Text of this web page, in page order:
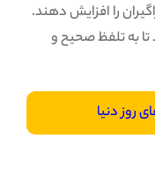
را افزایش دهند.
تا به تلفظ صحیح و
روز دنیا